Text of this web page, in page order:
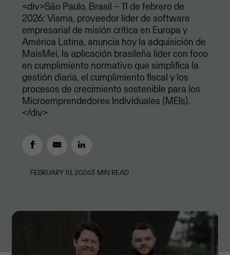
<div>São Paulo, Brasil – 11 de febrero de
2026: Visma, proveedor líder de software
empresarial de misión crítica en Europa y
América Latina, anuncia hoy la adquisición de
MaisMei, la aplicación brasileña líder con foco
en cumplimiento normativo que simplifica la
gestión diaria, el cumplimiento fiscal y los
procesos de crecimiento sostenible para los
Microemprendedores Individuales (MEIs).
</div>
FEBRUARY 10, 20263 MIN READ